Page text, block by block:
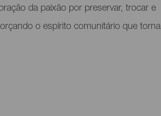
da paixão por preservar, trocar e
o espírito comunitário que